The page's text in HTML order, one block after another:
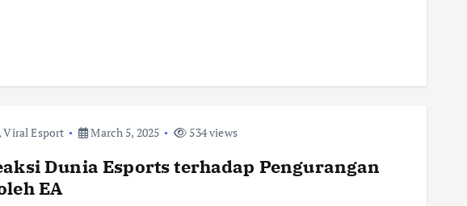
Viral Esport March 5, 2025 534 views
Dunia Esports terhadap Pengurangan
EA